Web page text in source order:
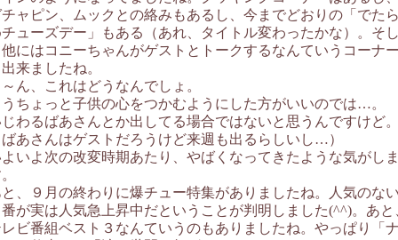
ャピン、ムックとの絡みもあるし、今までどおりの「でたら
ューズデー」もある（あれ、タイトル変わったかな）。そし
にはコニーちゃんがゲストとトークするなんていうコーナー
来ましたね。
ん、これはどうなんでしょ。
ちょっと子供の心をつかむようにした方がいいのでは…。
わるばあさんとか出してる場合ではないと思うんですけど。
あさんはゲストだろうけど来週も出るらしいし…）
いよ次の改変時期あたり、やばくなってきたような気がしま
、９月の終わりに爆チュー特集がありましたね。人気のない
が実は人気急上昇中だということが判明しました(^^)。あと
ビ番組ベスト３なんていうのもありましたね。やっぱり「ナ